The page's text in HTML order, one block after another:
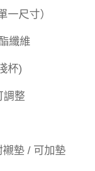
一尺寸）
纖維
杯)
調整
墊 / 可加墊